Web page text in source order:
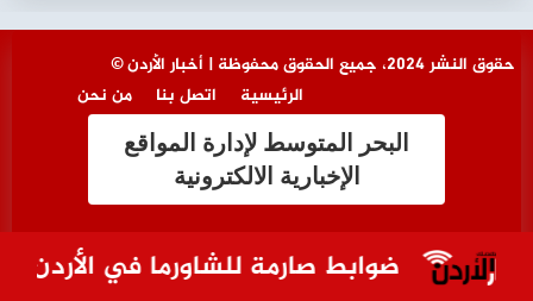
ضوابط صارمة للشاورما في الأردن..
© حقوق النشر 2024، جميع الحقوق محفوظة | أخبار الأردن
من نحن
اتصل بنا الرئيسية
البحر المتوسط لإدارة المواقع
الإخبارية الالكترونية